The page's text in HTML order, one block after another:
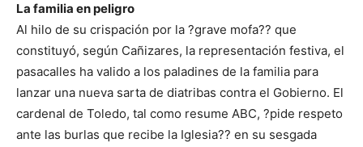
La familia en peligro
Al hilo de su crispación por la ?grave mofa?? que
constituyó, según Cañizares, la representación festiva, el
pasacalles ha valido a los paladines de la familia para
lanzar una nueva sarta de diatribas contra el Gobierno. El
cardenal de Toledo, tal como resume ABC, ?pide respeto
ante las burlas que recibe la Iglesia?? en su sesgada